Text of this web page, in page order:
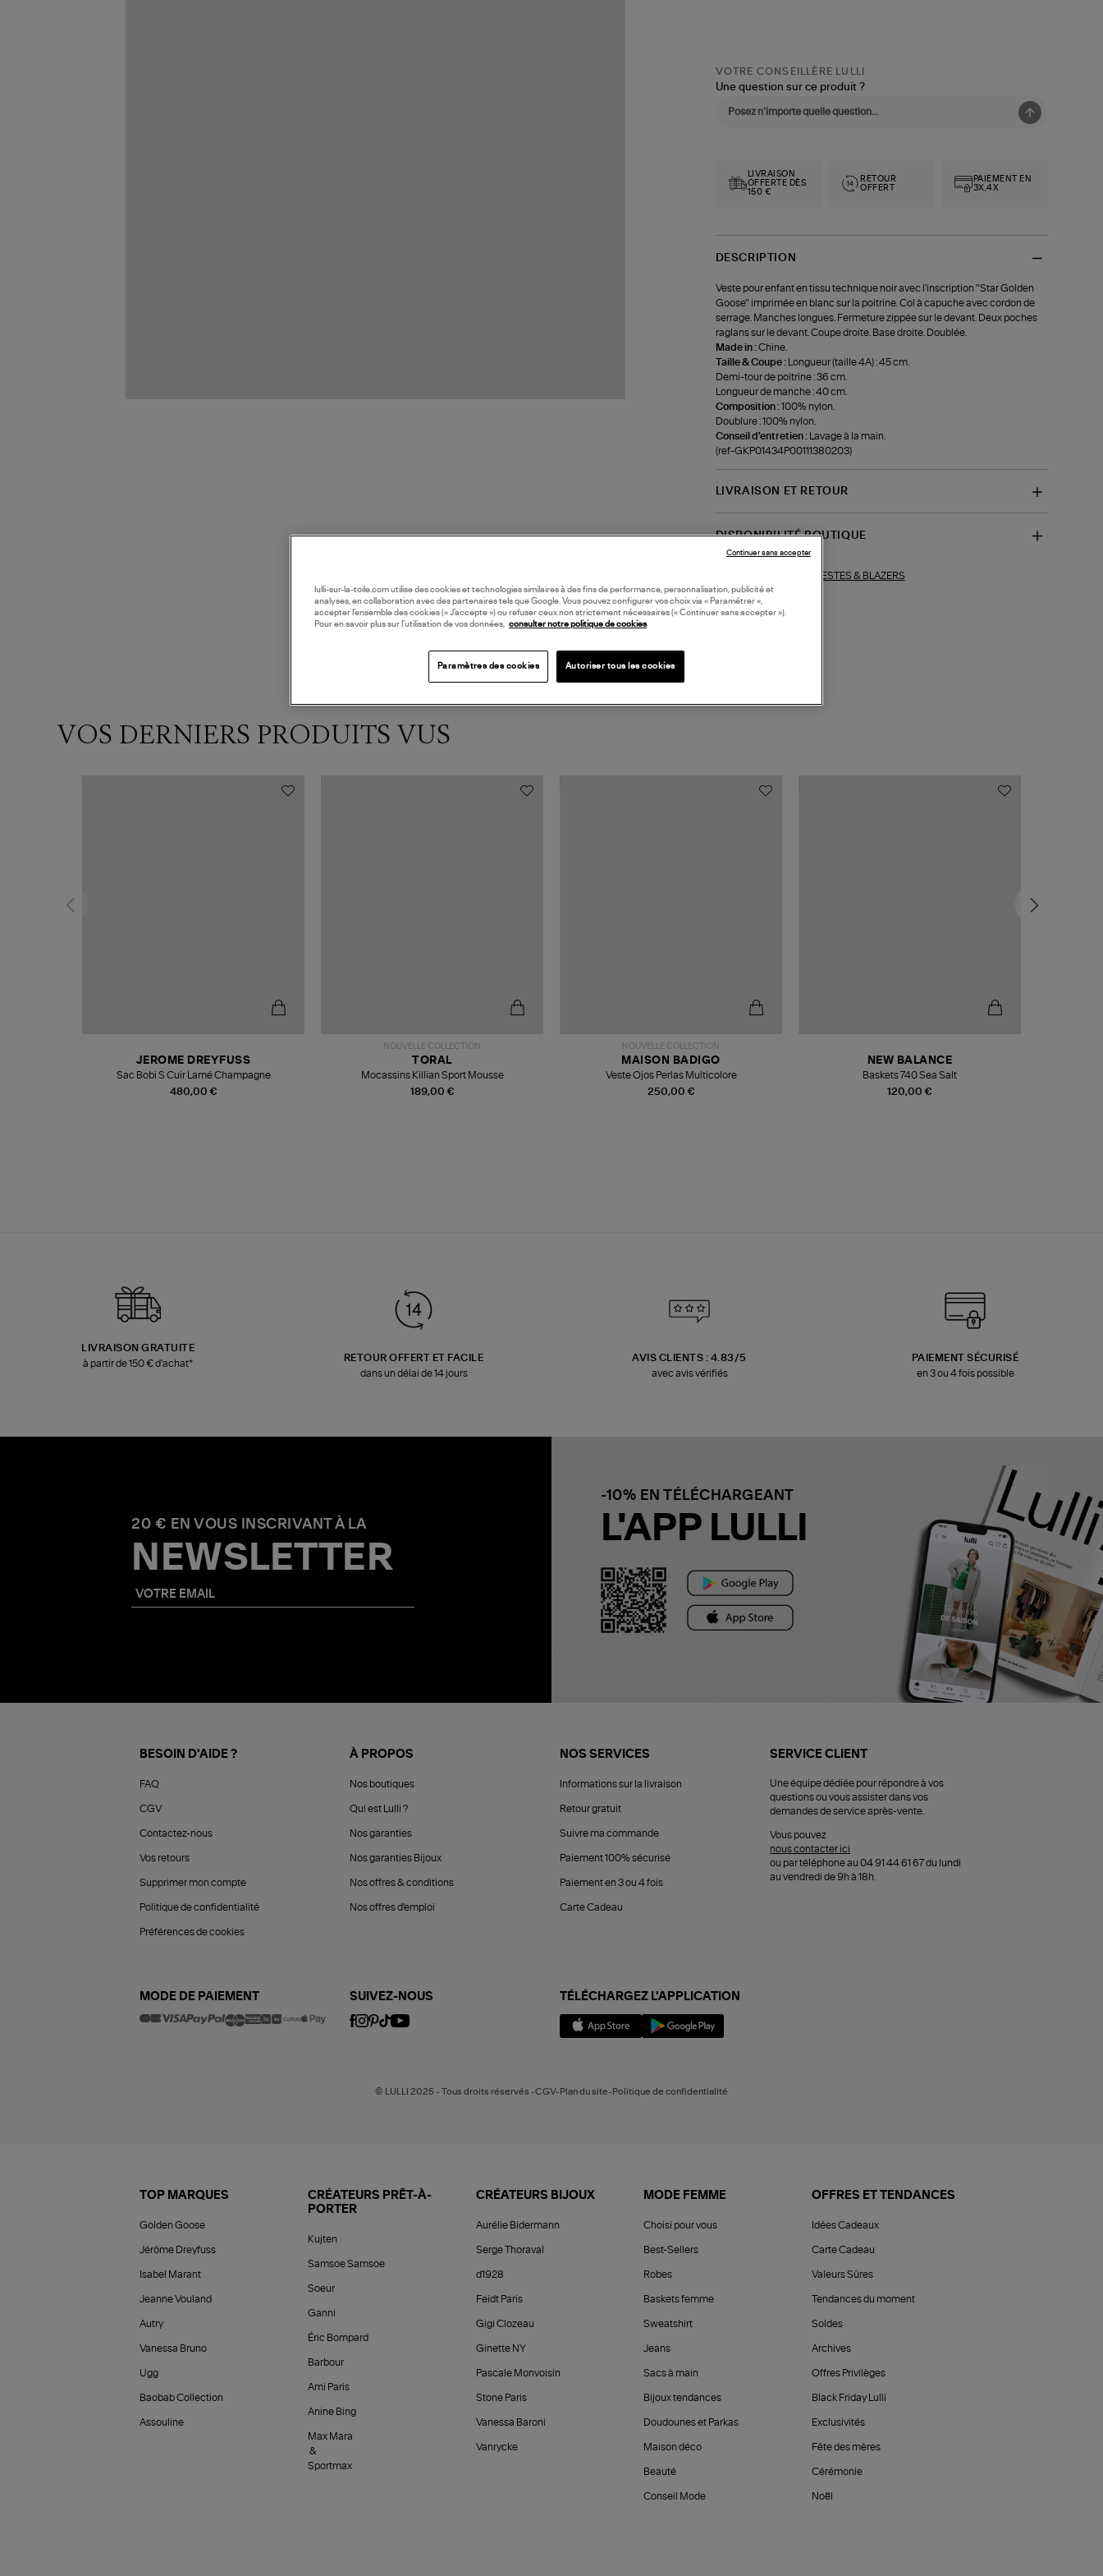
VOTRE CONSEILLÈRE LULLI
Une question sur ce produit ?
LIVRAISON
OFFERTE DÈS
150 €
RETOUR
OFFERT
PAIEMENT EN
3X,4X
DESCRIPTION
Veste pour enfant en tissu technique noir avec l'inscription "Star Golden
Goose" imprimée en blanc sur la poitrine. Col à capuche avec cordon de
serrage. Manches longues. Fermeture zippée sur le devant. Deux poches
raglans sur le devant. Coupe droite. Base droite. Doublée.
Made in :Chine.
Taille & Coupe :
Longueur (taille 4A) : 45 cm.
Demi-tour de poitrine : 36 cm.
Longueur de manche : 40 cm.
Composition :100% nylon.
Doublure : 100% nylon.
Conseil d'entretien :
Lavage à la main.
(ref-GKP01434P00111380203)
LIVRAISON ET RETOUR
DISPONIBILITÉ BOUTIQUE
VESTES & BLAZERS
VOS DERNIERS PRODUITS VUS
480,00 €
JEROME DREYFUSS
Sac Bobi S Cuir Lamé Champagne
NOUVELLE COLLECTION
189,00 €
TORAL
Mocassins Killian Sport Mousse
NOUVELLE COLLECTION
250,00 €
MAISON BADIGO
Veste Ojos Perlas Multicolore
120,00 €
NEW BALANCE
Baskets 740 Sea Salt
LIVRAISON GRATUITE
à partir de 150 € d'achat*
RETOUR OFFERT ET FACILE
dans un délai de 14 jours
AVIS CLIENTS : 4.83/5
avec avis vérifiés
PAIEMENT SÉCURISÉ
en 3 ou 4 fois possible
20 € EN VOUS INSCRIVANT À LA
NEWSLETTER
-10% EN TÉLÉCHARGEANT
L'APP LULLI
BESOIN D'AIDE ?
FAQ
CGV
Contactez-nous
Vos retours
Supprimer mon compte
Politique de confidentialité
Préférences de cookies
À PROPOS
Nos boutiques
Qui est Lulli ?
Nos garanties
Nos garanties Bijoux
Nos offres & conditions
Nos offres d'emploi
NOS SERVICES
Informations sur la livraison
Retour gratuit
Suivre ma commande
Paiement 100% sécurisé
Paiement en 3 ou 4 fois
Carte Cadeau
SERVICE CLIENT
Une équipe dédiée pour répondre à vos
questions ou vous assister dans vos
demandes de service après-vente.
Vous pouvez
nous contacter ici
ou par téléphone au 04 91 44 61 67 du lundi
au vendredi de 9h à 18h.
MODE DE PAIEMENT SUIVEZ-NOUS TÉLÉCHARGEZ L'APPLICATION
© LULLI 2025 - Tous droits réservés -CGV-Plan du site-Politique de confidentialité
TOP MARQUES
Golden Goose
Jérôme Dreyfuss
Isabel Marant
Jeanne Vouland
Autry
Vanessa Bruno
Ugg
Baobab Collection
Assouline
CRÉATEURS PRÊT-À-
PORTER
Kujten
Samsoe Samsoe
Soeur
Ganni
Éric Bompard
Barbour
Ami Paris
Anine Bing
Max Mara
&
Sportmax
CRÉATEURS BIJOUX
Aurélie Bidermann
Serge Thoraval
d1928
Feidt Paris
Gigi Clozeau
Ginette NY
Pascale Monvoisin
Stone Paris
Vanessa Baroni
Vanrycke
MODE FEMME
Choisi pour vous
Best-Sellers
Robes
Baskets femme
Sweatshirt
Jeans
Sacs à main
Bijoux tendances
Doudounes et Parkas
Maison déco
Beauté
Conseil Mode
OFFRES ET TENDANCES
Idées Cadeaux
Carte Cadeau
Valeurs Sûres
Tendances du moment
Soldes
Archives
Offres Privilèges
Black Friday Lulli
Exclusivités
Fête des mères
Cérémonie
Noël
lulli-sur-la-toile.com utilise des cookies et technologies similaires à des fins de performance, personnalisation, publicité et
analyses, en collaboration avec des partenaires tels que Google. Vous pouvez configurer vos choix via « Paramétrer »,
accepter l’ensemble des cookies (« J’accepte ») ou refuser ceux non strictement nécessaires (« Continuer sans accepter »).
Pour en savoir plus sur l’utilisation de vos données,
consulter notre politique de cookies
Paramètres des cookies Autoriser tous les cookies
Continuer sans accepter